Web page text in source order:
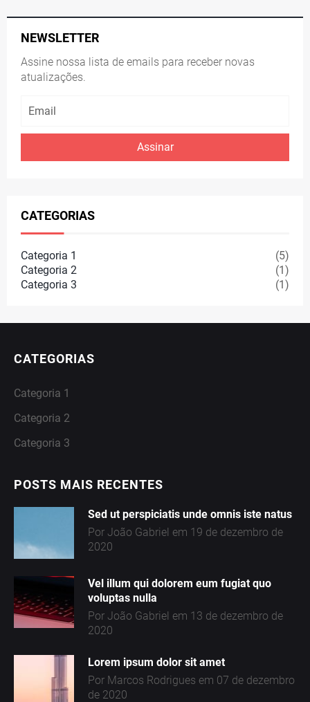
NEWSLETTER
Assine nossa lista de emails para receber novas
atualizações.
Assinar
CATEGORIAS
Categoria 1
Categoria 2
Categoria 3
(5)
(1)
(1)
CATEGORIAS
Categoria 1
Categoria 2
Categoria 3
POSTS MAIS RECENTES
Sed ut perspiciatis unde omnis iste natus
Por João Gabriel em 19 de dezembro de
2020
Vel illum qui dolorem eum fugiat quo
voluptas nulla
Por João Gabriel em 13 de dezembro de
2020
Lorem ipsum dolor sit amet
Por Marcos Rodrigues em 07 de dezembro
de 2020